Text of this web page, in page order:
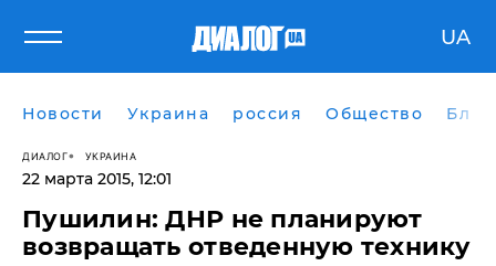
UA
Новости Украина россия Общество
ДИАЛОГ УКРАИНА
22 марта 2015, 12:01
Пушилин: ДНР не планируют
возвращать отведенную технику